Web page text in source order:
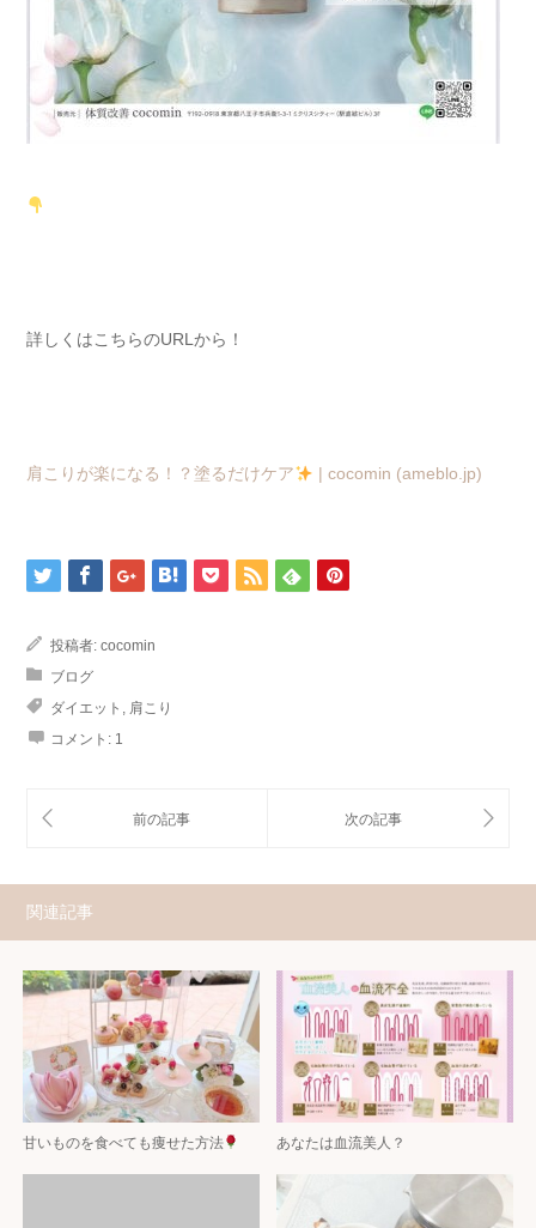
詳しくはこちらのURLから！
肩こりが楽になる！？塗るだけケア | cocomin (ameblo.jp)
投稿者: cocomin
ブログ
ダイエット , 肩こり
コメント: 1
関連記事
甘いものを食べても痩せた方法 あなたは血流美人？